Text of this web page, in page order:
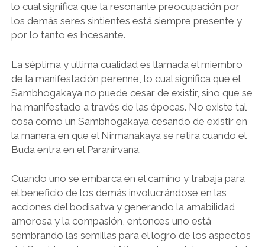
lo cual significa que la resonante preocupación por
los demás seres sintientes está siempre presente y
por lo tanto es incesante.
La séptima y ultima cualidad es llamada el miembro
de la manifestación perenne, lo cual significa que el
Sambhogakaya no puede cesar de existir, sino que se
ha manifestado a través de las épocas. No existe tal
cosa como un Sambhogakaya cesando de existir en
la manera en que el Nirmanakaya se retira cuando el
Buda entra en el Paranirvana.
Cuando uno se embarca en el camino y trabaja para
el beneficio de los demás involucrándose en las
acciones del bodisatva y generando la amabilidad
amorosa y la compasión, entonces uno está
sembrando las semillas para el logro de los aspectos